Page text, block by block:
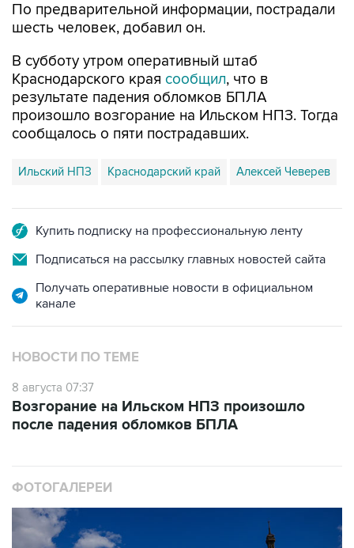
По предварительной информации, пострадали
шесть человек, добавил он.
В субботу утром оперативный штаб
Краснодарского края сообщил, что в
результате падения обломков БПЛА
произошло возгорание на Ильском НПЗ. Тогда
сообщалось о пяти пострадавших.
Ильский НПЗ Краснодарский край Алексей Чеверев
Купить подписку на профессиональную ленту
Подписаться на рассылку главных новостей сайта
Получать оперативные новости в официальном
канале
НОВОСТИ ПО ТЕМЕ
8 августа 07:37
Возгорание на Ильском НПЗ произошло
после падения обломков БПЛА
ФОТОГАЛЕРЕИ